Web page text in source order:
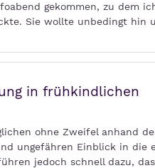
gekommen, zu dem
Sie wollte unbedingt hin
in frühkindlichen
ohne Zweifel anhand
ungefähren Einblick in die
jedoch schnell dazu,